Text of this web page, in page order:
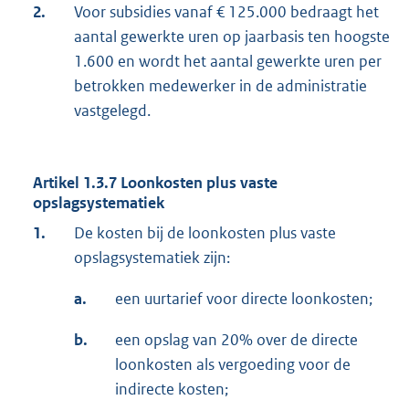
2.
Voor subsidies vanaf € 125.000 bedraagt het
aantal gewerkte uren op jaarbasis ten hoogste
1.600 en wordt het aantal gewerkte uren per
betrokken medewerker in de administratie
vastgelegd.
Artikel 1.3.7 Loonkosten plus vaste
opslagsystematiek
1.
De kosten bij de loonkosten plus vaste
opslagsystematiek zijn:
a. een uurtarief voor directe loonkosten;
b.
een opslag van 20% over de directe
loonkosten als vergoeding voor de
indirecte kosten;